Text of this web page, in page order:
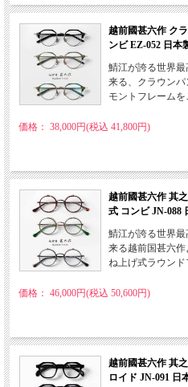
越前國甚六作 ク
ンビ EZ-052 日本
鯖江が誇る世界
来る、クラウン
モントフレームを
価格： 38,000円(税込 41,800円)
越前國甚六作 其
式 コンビ JN-088
鯖江が誇る世界
来る越前国甚六
ね上げ式ラウンド
価格： 46,000円(税込 50,600円)
越前國甚六作 其
ロイド JN-091 日